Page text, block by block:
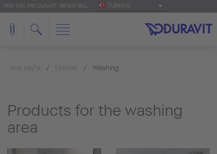
'PRO' IÇIN: PRO.DURAVIT BIR BAYI BUL TÜRKIYE
Ana sayfa Ürünler Washing
Products for the washing
area